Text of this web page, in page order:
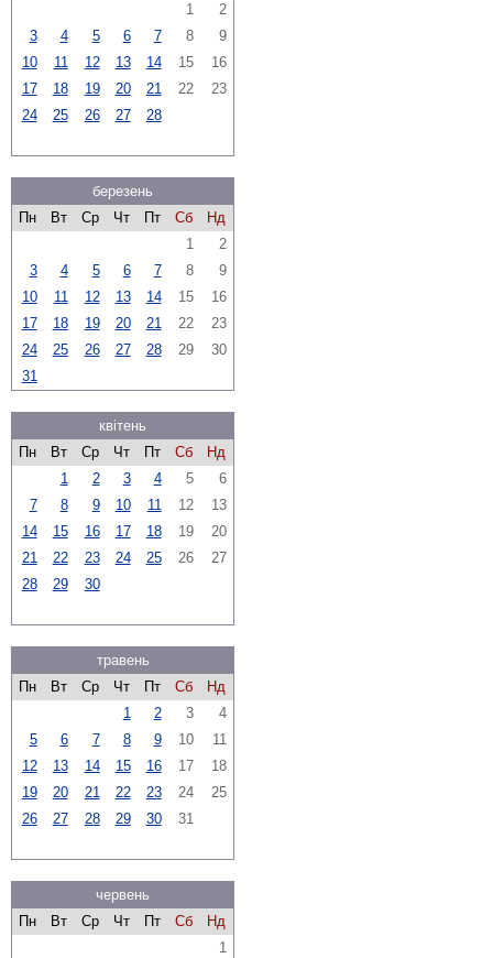
1
2
3
4 5 6 7 8
9
10
11 12 13 14 15
16
17
18 19 20 21 22
23
24
25 26 27 28
березень
Пн
Вт Ср Чт Пт Сб
Нд
1
2
3
4 5 6 7 8
9
10
11 12 13 14 15
16
17
18 19 20 21 22
23
24
25 26 27 28 29
30
31
квітень
Пн
Вт Ср Чт Пт Сб
Нд
1
2 3 4 5
6
7
8 9 10 11 12
13
14
15 16 17 18 19
20
21
22 23 24 25 26
27
28
29 30
травень
Пн
Вт Ср Чт Пт Сб
Нд
1
2 3
4
5
6 7 8 9 10
11
12
13 14 15 16 17
18
19
20 21 22 23 24
25
26
27 28 29 30 31
червень
Пн
Вт Ср Чт Пт Сб
Нд
1